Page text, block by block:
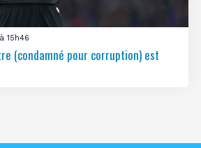
15h46
(condamné pour corruption) est